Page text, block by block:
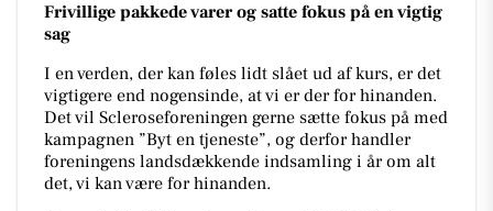
Frivillige pakkede varer og satte fokus på en vigtig
sag
I en verden, der kan føles lidt slået ud af kurs, er det
vigtigere end nogensinde, at vi er der for hinanden.
Det vil Scleroseforeningen gerne sætte fokus på med
kampagnen ”Byt en tjeneste”, og derfor handler
foreningens landsdækkende indsamling i år om alt
det, vi kan være for hinanden.